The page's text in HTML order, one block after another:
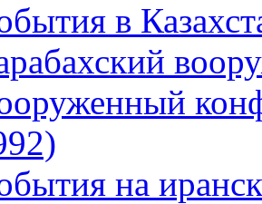
в
на